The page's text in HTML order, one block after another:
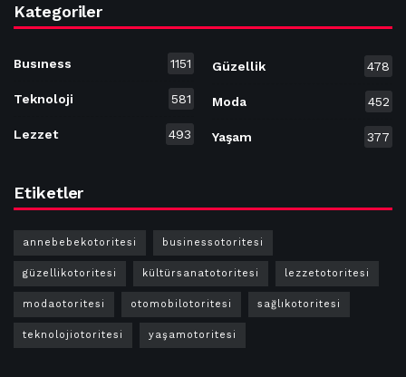
Kategoriler
Busıness 1151
Teknoloji 581
Lezzet 493
Güzellik 478
Moda 452
Yaşam 377
Etiketler
annebebekotoritesi businessotoritesi
güzellikotoritesi kültürsanatotoritesi lezzetotoritesi
modaotoritesi otomobilotoritesi sağlıkotoritesi
teknolojiotoritesi yaşamotoritesi